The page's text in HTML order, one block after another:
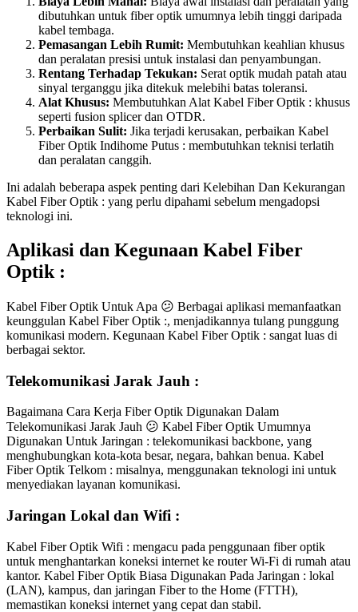
dibutuhkan untuk fiber optik umumnya lebih tinggi daripada
kabel tembaga.
Pemasangan Lebih Rumit: Membutuhkan keahlian khusus
dan peralatan presisi untuk instalasi dan penyambungan.
Rentang Terhadap Tekukan: Serat optik mudah patah atau
sinyal terganggu jika ditekuk melebihi batas toleransi.
Alat Khusus: Membutuhkan Alat Kabel Fiber Optik : khusus
seperti fusion splicer dan OTDR.
Perbaikan Sulit: Jika terjadi kerusakan, perbaikan Kabel
Fiber Optik Indihome Putus : membutuhkan teknisi terlatih
dan peralatan canggih.
Ini adalah beberapa aspek penting dari Kelebihan Dan Kekurangan
Kabel Fiber Optik : yang perlu dipahami sebelum mengadopsi
teknologi ini.
Aplikasi dan Kegunaan Kabel Fiber
Optik :
Kabel Fiber Optik Untuk Apa 😕 Berbagai aplikasi memanfaatkan
keunggulan Kabel Fiber Optik :, menjadikannya tulang punggung
komunikasi modern. Kegunaan Kabel Fiber Optik : sangat luas di
berbagai sektor.
Telekomunikasi Jarak Jauh :
Bagaimana Cara Kerja Fiber Optik Digunakan Dalam
Telekomunikasi Jarak Jauh 😕 Kabel Fiber Optik Umumnya
Digunakan Untuk Jaringan : telekomunikasi backbone, yang
menghubungkan kota-kota besar, negara, bahkan benua. Kabel
Fiber Optik Telkom : misalnya, menggunakan teknologi ini untuk
menyediakan layanan komunikasi.
Jaringan Lokal dan Wifi :
Kabel Fiber Optik Wifi : mengacu pada penggunaan fiber optik
untuk menghantarkan koneksi internet ke router Wi-Fi di rumah atau
kantor. Kabel Fiber Optik Biasa Digunakan Pada Jaringan : lokal
(LAN), kampus, dan jaringan Fiber to the Home (FTTH),
memastikan koneksi internet yang cepat dan stabil.